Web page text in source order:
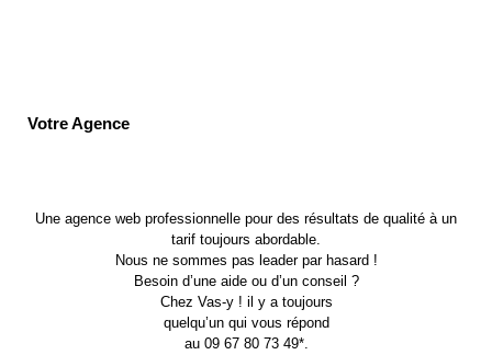
Votre Agence
Une agence web professionnelle pour des résultats de qualité à un
tarif toujours abordable.
Nous ne sommes pas leader par hasard !
Besoin d’une aide ou d’un conseil ?
Chez Vas-y ! il y a toujours
quelqu’un qui vous répond
au 09 67 80 73 49*.